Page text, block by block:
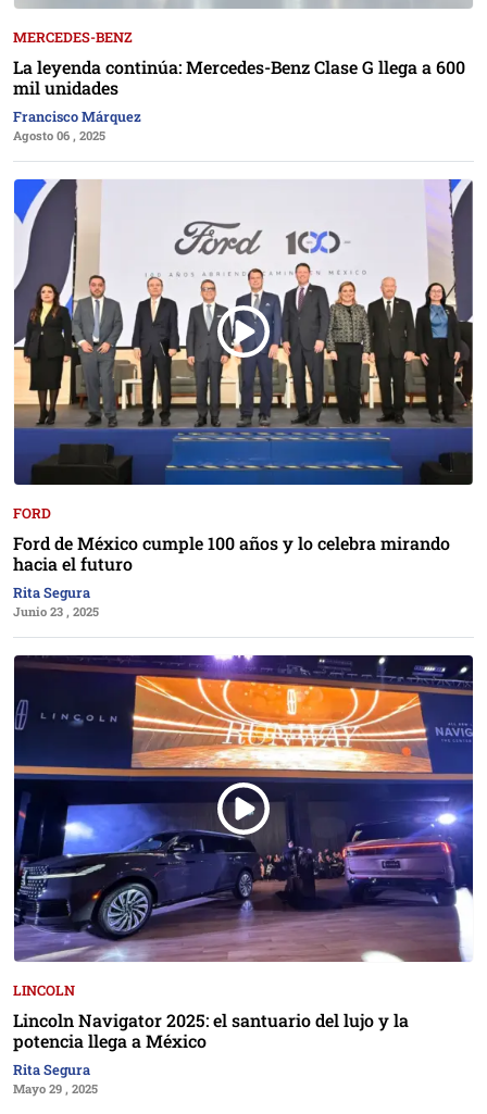
MERCEDES-BENZ
La leyenda continúa: Mercedes-Benz Clase G llega a 600
mil unidades
Francisco Márquez
Agosto 06 , 2025
FORD
Ford de México cumple 100 años y lo celebra mirando
hacia el futuro
Rita Segura
Junio 23 , 2025
LINCOLN
Lincoln Navigator 2025: el santuario del lujo y la
potencia llega a México
Rita Segura
Mayo 29 , 2025